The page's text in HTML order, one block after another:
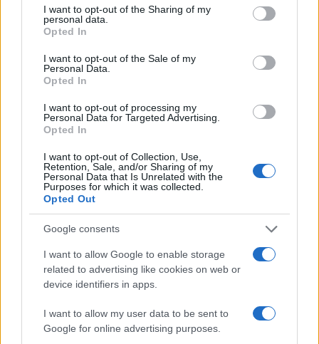
not limited to your visit or usage behaviour. You may click to
grant or deny consent to Google and its third-party tags to
use your data for below specified purposes in below Google
consent section.
I want to opt-out of the Sharing of my
personal data.
Opted In
I want to opt-out of the Sale of my
Personal Data.
Opted In
I want to opt-out of processing my
Personal Data for Targeted Advertising.
Opted In
I want to opt-out of Collection, Use,
Retention, Sale, and/or Sharing of my
Personal Data that Is Unrelated with the
Purposes for which it was collected.
Opted Out
Google consents
I want to allow Google to enable storage
related to advertising like cookies on web or
device identifiers in apps.
I want to allow my user data to be sent to
Google for online advertising purposes.
Condividi l'articolo
F
a
ce
b
o
o
k
T
w
it
te
r
Pi
te
st
W
at
A
p
S
a
Articolo precedente
NOTIZIE RECENTI
Controlli rafforzati in Costa Smeralda, 20
arresti e 135 denunce
nuove aule nelle scuole di Olbia